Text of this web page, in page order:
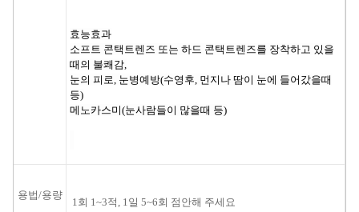
효능효과
소프트 콘택트렌즈 또는 하드 콘택트렌즈를 장착하고 있을
때의 불쾌감,
눈의 피로, 눈병예방(수영후, 먼지나 땀이 눈에 들어갔을때
등)
메노카스미(눈사람들이 많을때 등)
용법/용량
1회 1~3적, 1일 5~6회 점안해 주세요